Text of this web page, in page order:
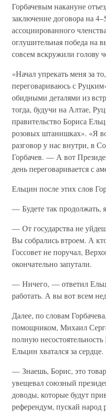
Горбачевым накануне
заключение договора на
ассоциированного
оглушительная победа на
совсем вскружили голову
«Начал упрекать меня за
переговариваюсь с
обидными деталями из
тогда, будучи на Алтае,
правительство Бориса
розовых штанишках». «Я
разговор у нас внутри, в
Горбачев. — А вот
день переговаривается с
Ельцин после этих слов
— Будете так продолжать,
— От государства не
Вы собрались втроем. А
Госсовет не поручал,
окончательно запутали.
— Ничего, — ответил
работать. А вы вот всем
Далее, по словам
помощником, Михаил
полную
Ельцин хватался за сердце.
— Знаешь, Борис, это
увещевал союзный
доводы, которые будут
референдум, пускай народ